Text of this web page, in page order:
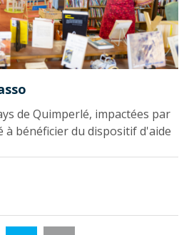
de Quimperlé, impactées par
à bénéficier du dispositif d'aide